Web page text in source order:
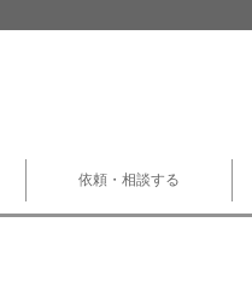
依頼・相談する